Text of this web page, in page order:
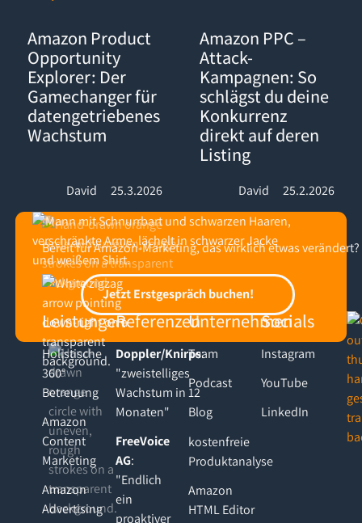
Amazon Product
Opportunity
Explorer: Der
Gamechanger für
datengetriebenes
Wachstum
David 25.3.2026
Amazon PPC –
Attack-
Kampagnen: So
schlägst du deine
Konkurrenz
direkt auf deren
Listing
David 25.2.2026
Bereit für Amazon-Marketing, das wirklich etwas verändert?
Jetzt Erstgespräch buchen!
Jetzt Erstgespräch buchen!
Leistungen
Holistische
360°
Betreuung
Amazon
Content
Marketing
Amazon
Advertising
Referenzen
Doppler/Knirps:
"zweistelliges
Wachstum in 12
Monaten"
FreeVoice
AG:
"Endlich
ein
proaktiver
Unternehmen
Team
Podcast
Blog
kostenfreie
Produktanalyse
Amazon
HTML Editor
Socials
Instagram
YouTube
LinkedIn